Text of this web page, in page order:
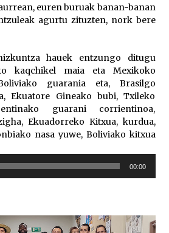
07/03
07/02
euren buruak banan-banan
agurtu zituzten, nork bere
hauek entzungo ditugu
kaqchikel maia eta Mexikoko
guarania eta, Brasilgo
Ekuatore Gineako bubi, Txileko
guarani corrientinoa,
Ekuadorreko Kitxua, kurdua,
nasa yuwe, Boliviako kitxua
00:00